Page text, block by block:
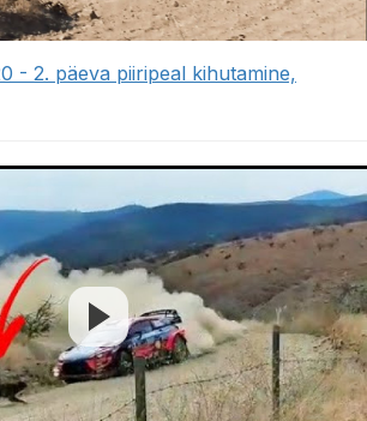
- 2. päeva piiripeal kihutamine,